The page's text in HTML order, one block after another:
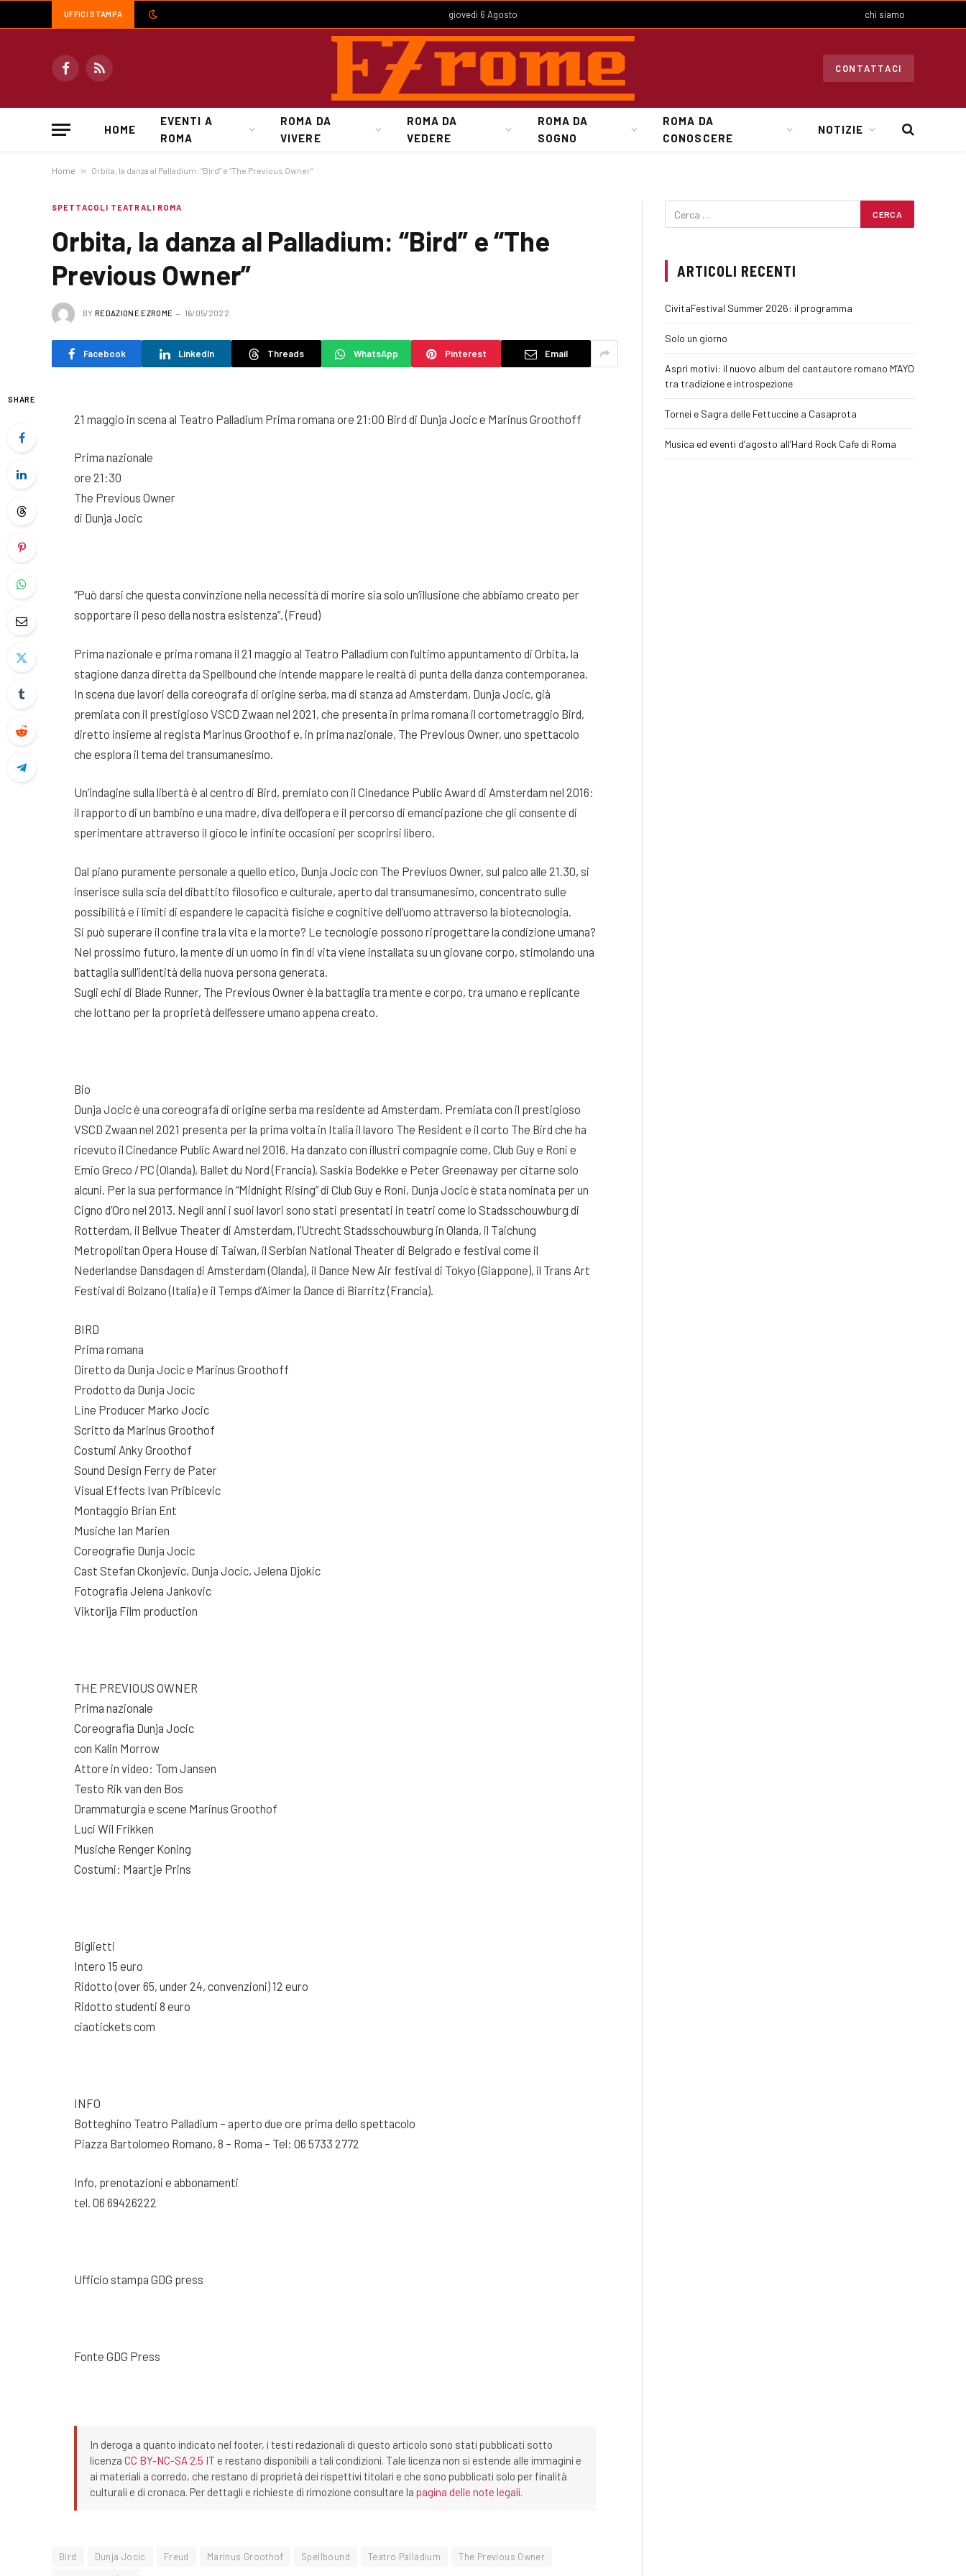
UFFICI STAMPA giovedì 6 Agosto chi siamo
FacebookRSS
CONTATTACI
HOME
EVENTI A
ROMA
ROMA DA
VIVERE
ROMA DA
VEDERE
ROMA DA
SOGNO
ROMA DA
CONOSCERE
NOTIZIE
Home » Orbita, la danza al Palladium: “Bird” e “The Previous Owner”
SPETTACOLI TEATRALI ROMA
Orbita, la danza al Palladium: “Bird” e “The
Previous Owner”
BY REDAZIONE EZROME 16/05/2022
Facebook LinkedIn Threads WhatsApp Pinterest Email
SHARE
21 maggio in scena al Teatro Palladium Prima romana ore 21:00 Bird di Dunja Jocic e Marinus Groothoff
Prima nazionale
ore 21:30
The Previous Owner
di Dunja Jocic
“Può darsi che questa convinzione nella necessità di morire sia solo un’illusione che abbiamo creato per
sopportare il peso della nostra esistenza”. (Freud)
Prima nazionale e prima romana il 21 maggio al Teatro Palladium con l’ultimo appuntamento di Orbita, la
stagione danza diretta da Spellbound che intende mappare le realtà di punta della danza contemporanea.
In scena due lavori della coreografa di origine serba, ma di stanza ad Amsterdam, Dunja Jocic, già
premiata con il prestigioso VSCD Zwaan nel 2021, che presenta in prima romana il cortometraggio Bird,
diretto insieme al regista Marinus Groothof e, in prima nazionale, The Previous Owner, uno spettacolo
che esplora il tema del transumanesimo.
Un’indagine sulla libertà è al centro di Bird, premiato con il Cinedance Public Award di Amsterdam nel 2016:
il rapporto di un bambino e una madre, diva dell’opera e il percorso di emancipazione che gli consente di
sperimentare attraverso il gioco le infinite occasioni per scoprirsi libero.
Dal piano puramente personale a quello etico, Dunja Jocic con The Previuos Owner, sul palco alle 21.30, si
inserisce sulla scia del dibattito filosofico e culturale, aperto dal transumanesimo, concentrato sulle
possibilità e i limiti di espandere le capacità fisiche e cognitive dell’uomo attraverso la biotecnologia.
Si può superare il confine tra la vita e la morte? Le tecnologie possono riprogettare la condizione umana?
Nel prossimo futuro, la mente di un uomo in fin di vita viene installata su un giovane corpo, stimolando una
battaglia sull’identità della nuova persona generata.
Sugli echi di Blade Runner, The Previous Owner è la battaglia tra mente e corpo, tra umano e replicante
che lottano per la proprietà dell’essere umano appena creato.
Bio
Dunja Jocic è una coreografa di origine serba ma residente ad Amsterdam. Premiata con il prestigioso
VSCD Zwaan nel 2021 presenta per la prima volta in Italia il lavoro The Resident e il corto The Bird che ha
ricevuto il Cinedance Public Award nel 2016. Ha danzato con illustri compagnie come, Club Guy e Roni e
Emio Greco /PC (Olanda), Ballet du Nord (Francia), Saskia Bodekke e Peter Greenaway per citarne solo
alcuni. Per la sua performance in “Midnight Rising” di Club Guy e Roni, Dunja Jocic è stata nominata per un
Cigno d’Oro nel 2013. Negli anni i suoi lavori sono stati presentati in teatri come lo Stadsschouwburg di
Rotterdam, il Bellvue Theater di Amsterdam, l’Utrecht Stadsschouwburg in Olanda, il Taichung
Metropolitan Opera House di Taiwan, il Serbian National Theater di Belgrado e festival come il
Nederlandse Dansdagen di Amsterdam (Olanda), il Dance New Air festival di Tokyo (Giappone), il Trans Art
Festival di Bolzano (Italia) e il Temps d’Aimer la Dance di Biarritz (Francia).
BIRD
Prima romana
Diretto da Dunja Jocic e Marinus Groothoff
Prodotto da Dunja Jocic
Line Producer Marko Jocic
Scritto da Marinus Groothof
Costumi Anky Groothof
Sound Design Ferry de Pater
Visual Effects Ivan Pribicevic
Montaggio Brian Ent
Musiche Ian Marien
Coreografie Dunja Jocic
Cast Stefan Ckonjevic, Dunja Jocic, Jelena Djokic
Fotografia Jelena Jankovic
Viktorija Film production
THE PREVIOUS OWNER
Prima nazionale
Coreografia Dunja Jocic
con Kalin Morrow
Attore in video: Tom Jansen
Testo Rik van den Bos
Drammaturgia e scene Marinus Groothof
Luci Wil Frikken
Musiche Renger Koning
Costumi: Maartje Prins
Biglietti
Intero 15 euro
Ridotto (over 65, under 24, convenzioni) 12 euro
Ridotto studenti 8 euro
ciaotickets com
INFO
Botteghino Teatro Palladium – aperto due ore prima dello spettacolo
Piazza Bartolomeo Romano, 8 – Roma – Tel: 06 5733 2772
Info, prenotazioni e abbonamenti
tel. 06 69426222
Ufficio stampa GDG press
Fonte GDG Press
In deroga a quanto indicato nel footer, i testi redazionali di questo articolo sono stati pubblicati sotto
licenza CC BY-NC-SA 2.5 IT e restano disponibili a tali condizioni. Tale licenza non si estende alle immagini e
ai materiali a corredo, che restano di proprietà dei rispettivi titolari e che sono pubblicati solo per finalità
culturali e di cronaca. Per dettagli e richieste di rimozione consultare la pagina delle note legali.
Bird Dunja Jocic Freud Marinus Groothof Spellbound Teatro Palladium
The Previous Owner
ARTICOLI RECENTI
CivitaFestival Summer 2026: il programma
Solo un giorno
Aspri motivi: il nuovo album del cantautore romano M’AYO
tra tradizione e introspezione
Tornei e Sagra delle Fettuccine a Casaprota
Musica ed eventi d’agosto all’Hard Rock Cafe di Roma